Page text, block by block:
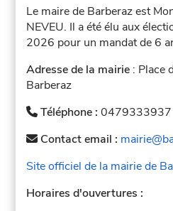
Le maire de Barberaz est
NEVEU. Il a été élu aux
2026 pour un mandat de 6
Adresse de la mairie : Place
Barberaz
Téléphone :0479333937
Contact email :
Site officiel de la mairie de
Horaires d'ouvertures :